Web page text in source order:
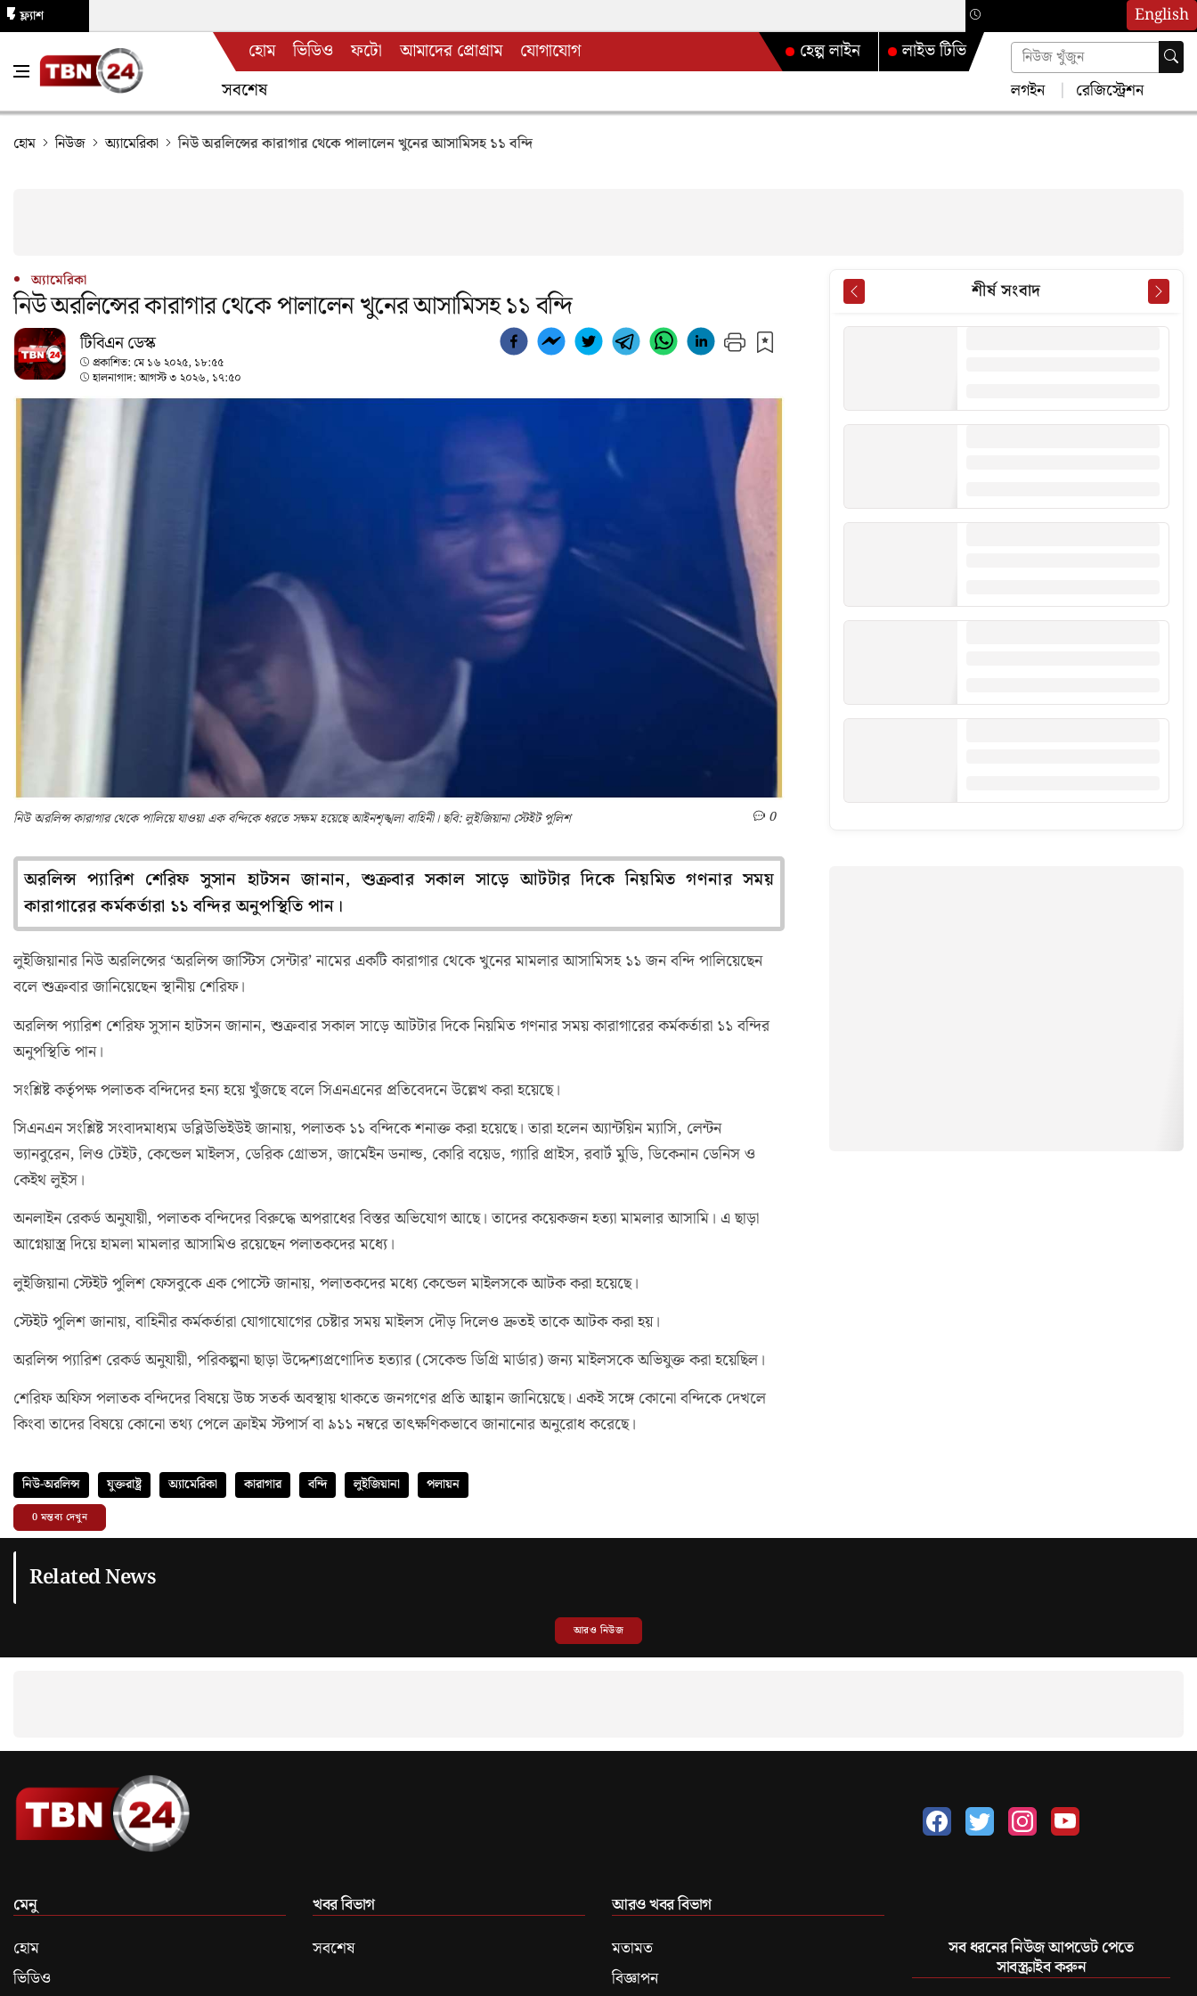
English
ফ্ল্যাশ
হোম ভিডিও ফটো আমাদের প্রোগ্রাম যোগাযোগ লাইভ টিভি
হেল্প লাইন
সবশেষ
লগইন রেজিস্ট্রেশন
হোম নিউজ অ্যামেরিকা নিউ অরলিন্সের কারাগার থেকে পালালেন খুনের আসামিসহ ১১ বন্দি
অ্যামেরিকা
নিউ অরলিন্সের কারাগার থেকে পালালেন খুনের আসামিসহ ১১ বন্দি
টিবিএন ডেস্ক
প্রকাশিত: মে ১৬ ২০২৫, ১৮:৫৫
হালনাগাদ:আগস্ট ৩ ২০২৬, ১৭:৫০
নিউ অরলিন্স কারাগার থেকে পালিয়ে যাওয়া এক বন্দিকে ধরতে সক্ষম হয়েছে আইনশৃঙ্খলা বাহিনী। ছবি: লুইজিয়ানা স্টেইট পুলিশ 0
অরলিন্স প্যারিশ শেরিফ সুসান হাটসন জানান, শুক্রবার সকাল সাড়ে আটটার দিকে নিয়মিত গণনার সময়
কারাগারের কর্মকর্তারা ১১ বন্দির অনুপস্থিতি পান।
লুইজিয়ানার নিউ অরলিন্সের ‘অরলিন্স জাস্টিস সেন্টার’ নামের একটি কারাগার থেকে খুনের মামলার আসামিসহ ১১ জন বন্দি পালিয়েছেন
বলে শুক্রবার জানিয়েছেন স্থানীয় শেরিফ।
অরলিন্স প্যারিশ শেরিফ সুসান হাটসন জানান, শুক্রবার সকাল সাড়ে আটটার দিকে নিয়মিত গণনার সময় কারাগারের কর্মকর্তারা ১১ বন্দির
অনুপস্থিতি পান।
সংশ্লিষ্ট কর্তৃপক্ষ পলাতক বন্দিদের হন্য হয়ে খুঁজছে বলে সিএনএনের প্রতিবেদনে উল্লেখ করা হয়েছে।
সিএনএন সংশ্লিষ্ট সংবাদমাধ্যম ডব্লিউভিইউই জানায়, পলাতক ১১ বন্দিকে শনাক্ত করা হয়েছে। তারা হলেন অ্যান্টয়িন ম্যাসি, লেন্টন
ভ্যানবুরেন, লিও টেইট, কেন্ডেল মাইলস, ডেরিক গ্রোভস, জার্মেইন ডনাল্ড, কোরি বয়েড, গ্যারি প্রাইস, রবার্ট মুডি, ডিকেনান ডেনিস ও
কেইথ লুইস।
অনলাইন রেকর্ড অনুযায়ী, পলাতক বন্দিদের বিরুদ্ধে অপরাধের বিস্তর অভিযোগ আছে। তাদের কয়েকজন হত্যা মামলার আসামি। এ ছাড়া
আগ্নেয়াস্ত্র দিয়ে হামলা মামলার আসামিও রয়েছেন পলাতকদের মধ্যে।
লুইজিয়ানা স্টেইট পুলিশ ফেসবুকে এক পোস্টে জানায়, পলাতকদের মধ্যে কেন্ডেল মাইলসকে আটক করা হয়েছে।
স্টেইট পুলিশ জানায়, বাহিনীর কর্মকর্তারা যোগাযোগের চেষ্টার সময় মাইলস দৌড় দিলেও দ্রুতই তাকে আটক করা হয়।
অরলিন্স প্যারিশ রেকর্ড অনুযায়ী, পরিকল্পনা ছাড়া উদ্দেশ্যপ্রণোদিত হত্যার (সেকেন্ড ডিগ্রি মার্ডার) জন্য মাইলসকে অভিযুক্ত করা হয়েছিল।
শেরিফ অফিস পলাতক বন্দিদের বিষয়ে উচ্চ সতর্ক অবস্থায় থাকতে জনগণের প্রতি আহ্বান জানিয়েছে। একই সঙ্গে কোনো বন্দিকে দেখলে
কিংবা তাদের বিষয়ে কোনো তথ্য পেলে ক্রাইম স্টপার্স বা ৯১১ নম্বরে তাৎক্ষণিকভাবে জানানোর অনুরোধ করেছে।
নিউ-অরলিন্স যুক্তরাষ্ট্র অ্যামেরিকা কারাগার বন্দি লুইজিয়ানা পলায়ন
0মন্তব্য দেখুন
শীর্ষ সংবাদ
Related News
আরও নিউজ
মেনু
হোম
ভিডিও
খবর বিভাগ
সবশেষ
আরও খবর বিভাগ
মতামত
বিজ্ঞাপন
সব ধরনের নিউজ আপডেট পেতে
সাবস্ক্রাইব করুন